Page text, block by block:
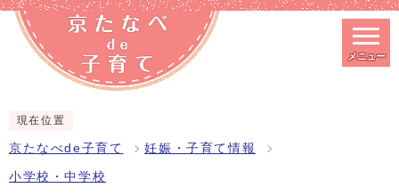
スマートフォン表示用の情報をスキップ
メニュー
現在位置
京たなべde子育て 妊娠・子育て情報
小学校・中学校